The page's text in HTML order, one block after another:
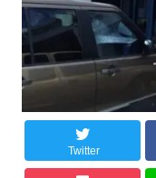
Twitter